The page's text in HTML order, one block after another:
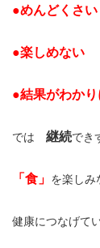
●めんどくさい
●楽しめない
●結果がわか
では 継続でき
「食」 を楽しみ
健康につなげて